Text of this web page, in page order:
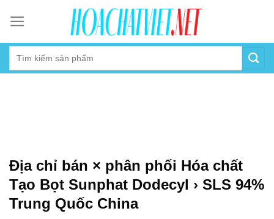
content
Địa chỉ bán × phân phối Hóa chất
Tạo Bọt Sunphat Dodecyl › SLS 94%
Trung Quốc China